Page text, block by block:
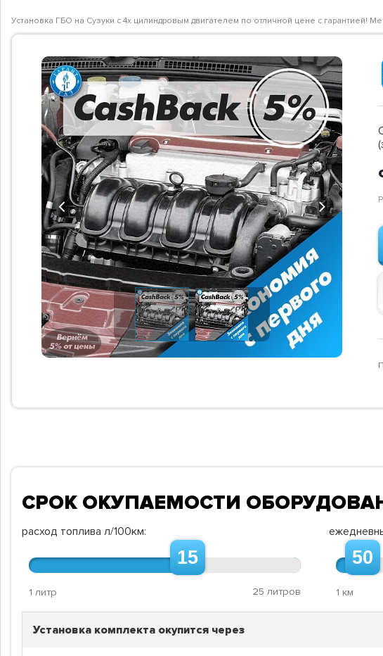
Установка ГБО на Сузуки с 4х цилиндровым двигателем по отличной цене с гарантией!
Previous Next
СРОК ОКУПАЕМОСТИ
расход топлива л/100км:
15
1 литр 25 литров
50
1 км
Установка комплекта окупится через